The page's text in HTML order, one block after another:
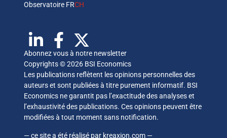
Observatoire FRCH
Abonnez vous à notre newsletter
Copyrights © 2026 BSI Economics
Les publications reflètent les opinions personnelles des
auteurs et sont publiées à titre purement informatif. BSI
Economics ne garantit pas l’exactitude des analyses et
l’exhaustivité des publications. Ces opinions peuvent être
modifiées à tout moment sans notification.
— ce site a été réalisé par kreaxion.com —